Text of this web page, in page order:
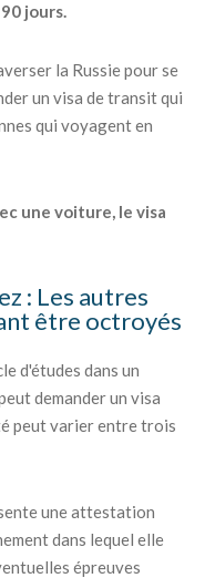
jours.
la Russie pour se
un visa de transit qui
qui voyagent en
une voiture, le visa
: Les autres
être octroyés
d'études dans un
demander un visa
peut varier entre trois
une attestation
dans lequel elle
épreuves